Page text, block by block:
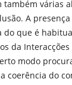
também várias
A
do que é
da
modo
coerência do